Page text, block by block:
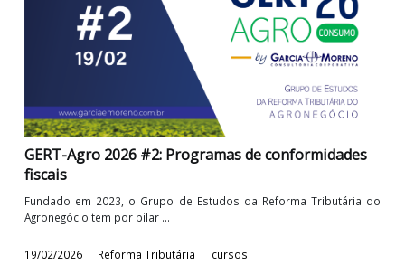
17/03/2026 Reforma Tributária cursos